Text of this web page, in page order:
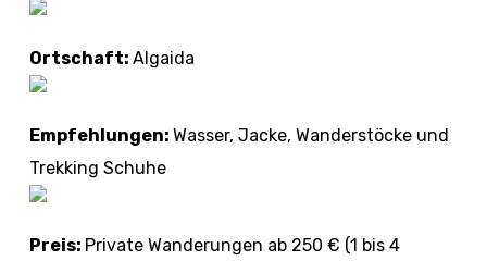
Ortschaft: Algaida
Empfehlungen: Wasser, Jacke, Wanderstöcke und
Trekking Schuhe
Preis: Private Wanderungen ab 250 € (1 bis 4